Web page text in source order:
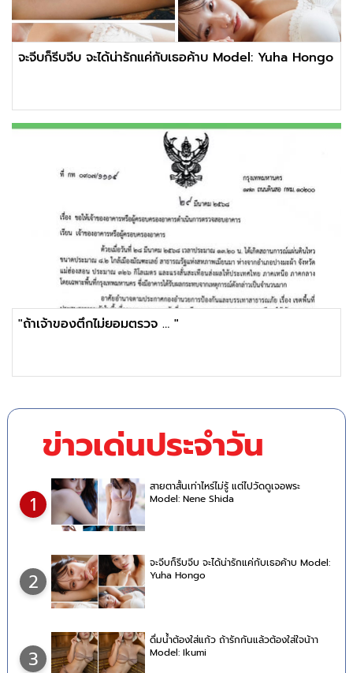
จะจีบก็รีบจีบ จะได้น่ารักแค่กับเธอค้าบ Model: Yuha Hongo
"ถ้าเจ้าของตึกไม่ยอมตรวจ … "
ข่าวเด่นประจำวัน
1
สายตาสั้นเท่าไหร่ไม่รู้ แต่ไปวัดดูเจอพระ
Model: Nene Shida
2
จะจีบก็รีบจีบ จะได้น่ารักแค่กับเธอค้าบ Model:
Yuha Hongo
3
ดื่มน้ำต้องใส่แก้ว ถ้ารักกันแล้วต้องใส่ใจน้าา
Model: Ikumi